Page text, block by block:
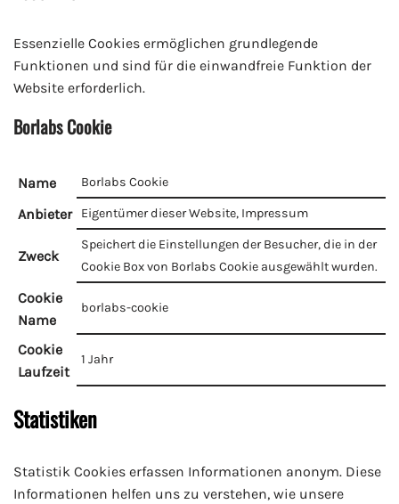
Essenzielle Cookies ermöglichen grundlegende
Funktionen und sind für die einwandfreie Funktion der
Website erforderlich.
Borlabs Cookie
Name Borlabs Cookie
Anbieter Eigentümer dieser Website, Impressum
Zweck
Speichert die Einstellungen der Besucher, die in der
Cookie Box von Borlabs Cookie ausgewählt wurden.
Cookie
Name
borlabs-cookie
Cookie
Laufzeit
1 Jahr
Statistiken
Statistik Cookies erfassen Informationen anonym. Diese
Informationen helfen uns zu verstehen, wie unsere